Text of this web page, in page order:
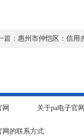
篇： 惠州市仲恺区：信用
网 关于pa电子官
网的联系方式